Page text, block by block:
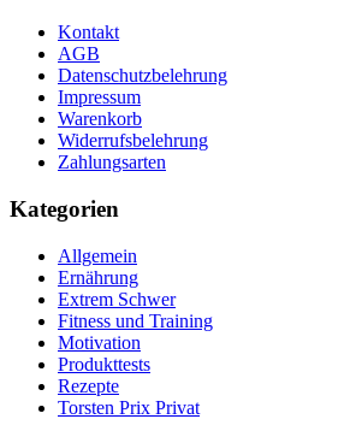
Kontakt
AGB
Datenschutzbelehrung
Impressum
Warenkorb
Widerrufsbelehrung
Zahlungsarten
Kategorien
Allgemein
Ernährung
Extrem Schwer
Fitness und Training
Motivation
Produkttests
Rezepte
Torsten Prix Privat